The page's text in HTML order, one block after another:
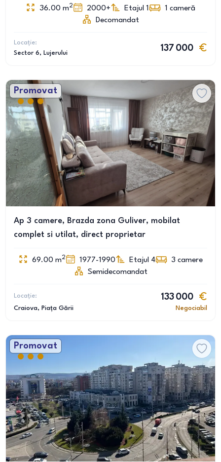
36.00 m2 2000+ Etajul 1 1 cameră
Decomandat
Locație:
Sector 6, Lujerului
137 000
Promovat
Ap 3 camere, Brazda zona Guliver, mobilat
complet si utilat, direct proprietar
69.00 m2 1977-1990 Etajul 4 3 camere
Semidecomandat
Locație:
Craiova, Piața Gării
133 000
Negociabil
Promovat